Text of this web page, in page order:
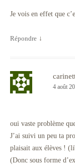
Je vois en effet que
Répondre ↓
4 août
oui vaste problème
J’ai suivi un peu ta
plaisait aux élèves !
(Donc sous forme